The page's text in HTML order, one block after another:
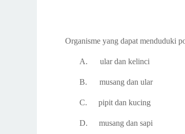
Organisme yang dapat menduduki
A. ular dan kelinci
B. musang dan ular
C. pipit dan kucing
D. musang dan sapi